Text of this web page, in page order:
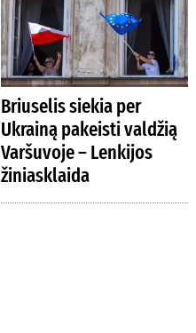
Briuselis siekia per
Ukrainą pakeisti valdžią
Varšuvoje – Lenkijos
žiniasklaida